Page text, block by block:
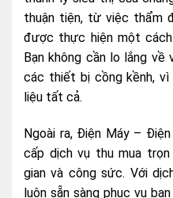
thuận tiện, từ việc thẩm
được thực hiện một cách
Bạn không cần lo lắng về
các thiết bị cồng kềnh,
liệu tất cả.
Ngoài ra, Điện Máy –
cấp dịch vụ thu mua
gian và công sức. Với
luôn sẵn sàng phục vụ